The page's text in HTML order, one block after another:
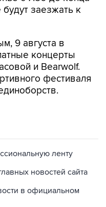
заезжать к
9 августа в
концерты
и Bearwolf.
фестиваля
ленту
новостей сайта
в официальном